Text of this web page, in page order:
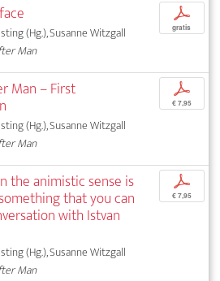
(Hg.), Susanne Witzgall
Man
p
gratis
Man – First
(Hg.), Susanne Witzgall
Man
p
€ 7,95
the animistic sense is
that you can
with Istvan
(Hg.), Susanne Witzgall
Man
p
€ 7,95